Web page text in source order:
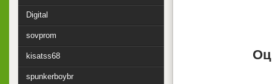
Digital
sovprom
kisatss68
spunkerboybr